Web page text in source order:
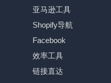
亚马逊工具
Shopify导航
Facebook
效率工具
链接直达